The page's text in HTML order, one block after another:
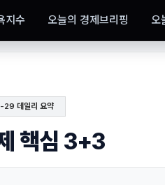
지수 오늘의 경제브리핑 오
데일리 요약
핵심 3+3